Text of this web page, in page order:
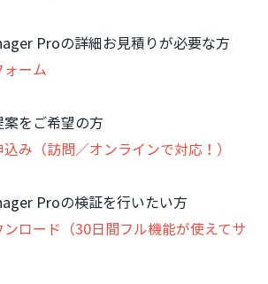
Proの詳細お見積りが必要な方
ーム
案をご希望の方
み（訪問／オンラインで対応！）
Proの検証を行いたい方
ロード（30日間フル機能が使えてサ